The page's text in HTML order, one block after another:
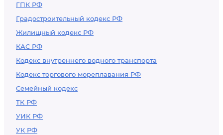
ГПК РФ
Градостроительный кодекс РФ
Жилищный кодекс РФ
КАС РФ
Кодекс внутреннего водного транспорта
Кодекс торгового мореплавания РФ
Семейный кодекс
ТК РФ
УИК РФ
УК РФ